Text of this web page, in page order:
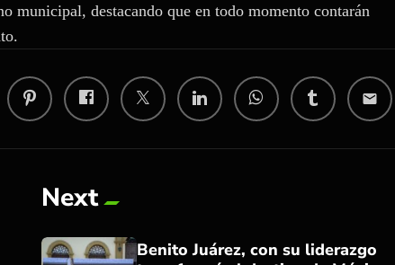
municipal, destacando que en todo momento contarán
email
Next
Benito Juárez, con su liderazgo